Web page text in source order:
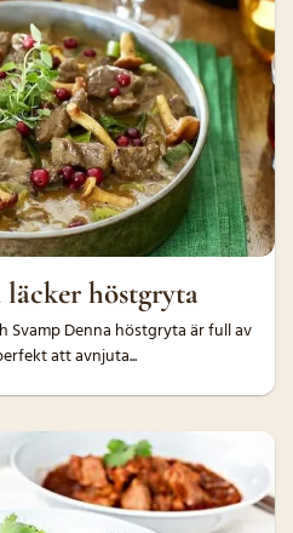
läcker höstgryta
Svamp Denna höstgryta är full av
att avnjuta...